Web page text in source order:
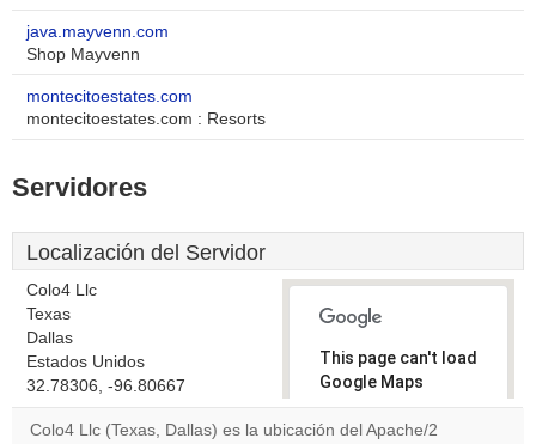
java.mayvenn.com
Shop Mayvenn
montecitoestates.com
montecitoestates.com : Resorts
Servidores
Localización del Servidor
Colo4 Llc
Texas
Dallas
Estados Unidos
32.78306, -96.80667
This page can't load
Google Maps
correctly.
Colo4 Llc (Texas, Dallas) es la ubicación del Apache/2